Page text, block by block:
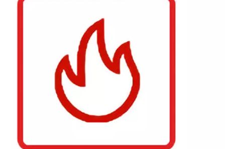
L2665 Dryback LVT Полы